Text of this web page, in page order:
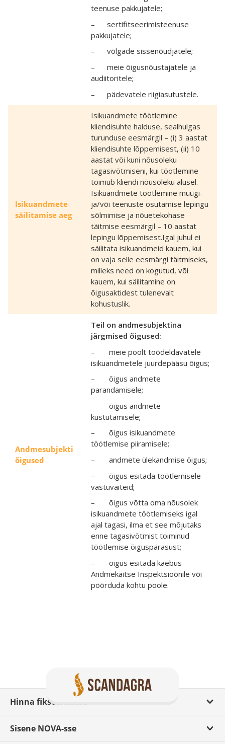
teenuse pakkujatele;
– sertifitseerimisteenuse
pakkujatele;
– võlgade sissenõudjatele;
– meie õigusnõustajatele ja
audiitoritele;
– pädevatele riigiasutustele.
Isikuandmete
säilitamise aeg
Isikuandmete töötlemine
kliendisuhte halduse, sealhulgas
turunduse eesmärgil – (i) 3 aastat
kliendisuhte lõppemisest, (ii) 10
aastat või kuni nõusoleku
tagasivõtmiseni, kui töötlemine
toimub kliendi nõusoleku alusel.
Isikuandmete töötlemine müügi-
ja/või teenuste osutamise lepingu
sõlmimise ja nõuetekohase
täitmise eesmärgil – 10 aastat
lepingu lõppemisest.Igal juhul ei
säilitata isikuandmeid kauem, kui
on vaja selle eesmärgi täitmiseks,
milleks need on kogutud, või
kauem, kui säilitamine on
õigusaktidest tulenevalt
kohustuslik.
Andmesubjekti
õigused
Teil on andmesubjektina
järgmised õigused:
– meie poolt töödeldavatele
isikuandmetele juurdepääsu õigus;
– õigus andmete
parandamisele;
– õigus andmete
kustutamisele;
– õigus isikuandmete
töötlemise piiramisele;
– andmete ülekandmise õigus;
– õigus esitada töötlemisele
vastuväiteid;
– õigus võtta oma nõusolek
isikuandmete töötlemiseks igal
ajal tagasi, ilma et see mõjutaks
enne tagasivõtmist toiminud
töötlemise õiguspärasust;
– õigus esitada kaebus
Andmekaitse Inspektsioonile või
pöörduda kohtu poole.
Hinna fikseerimine
Sisene NOVA-sse